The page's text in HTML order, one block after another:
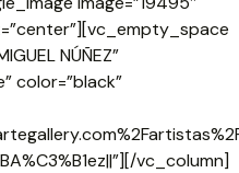
NÚÑEZ”
color=”black”
vc_column]